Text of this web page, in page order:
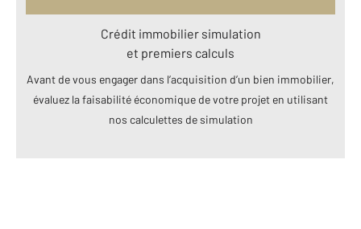
Crédit immobilier simulation
et premiers calculs
Avant de vous engager dans l’acquisition d’un bien immobilier,
évaluez la faisabilité économique de votre projet en utilisant
nos calculettes de simulation